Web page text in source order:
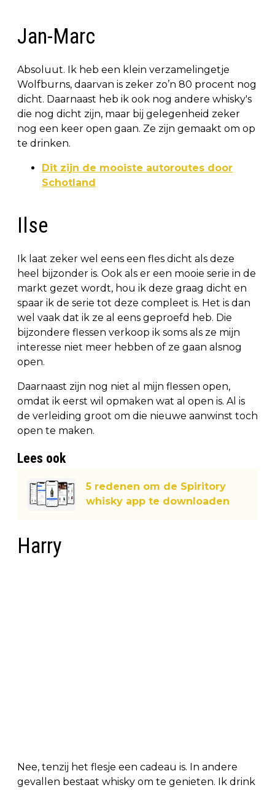
Jan-Marc
Absoluut. Ik heb een klein verzamelingetje
Wolfburns, daarvan is zeker zo’n 80 procent nog
dicht. Daarnaast heb ik ook nog andere whisky's
die nog dicht zijn, maar bij gelegenheid zeker
nog een keer open gaan. Ze zijn gemaakt om op
te drinken.
Dit zijn de mooiste autoroutes door
Schotland
Ilse
Ik laat zeker wel eens een fles dicht als deze
heel bijzonder is. Ook als er een mooie serie in de
markt gezet wordt, hou ik deze graag dicht en
spaar ik de serie tot deze compleet is. Het is dan
wel vaak dat ik ze al eens geproefd heb. Die
bijzondere flessen verkoop ik soms als ze mijn
interesse niet meer hebben of ze gaan alsnog
open.
Daarnaast zijn nog niet al mijn flessen open,
omdat ik eerst wil opmaken wat al open is. Al is
de verleiding groot om die nieuwe aanwinst toch
open te maken.
Lees ook
5 redenen om de Spiritory
whisky app te downloaden
Harry
Nee, tenzij het flesje een cadeau is. In andere
gevallen bestaat whisky om te genieten. Ik drink